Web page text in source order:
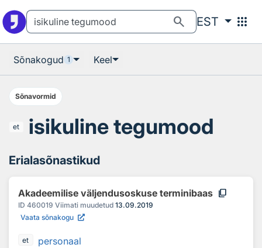
search EST apps
Sõnakogud 1 Keel
Sõnavormid
et isikuline tegumood
Erialasõnastikud
Akadeemilise väljendusoskuse terminibaas content_copy
ID 460019 Viimati muudetud 13.09.2019
Vaata sõnakogu
et
personaal